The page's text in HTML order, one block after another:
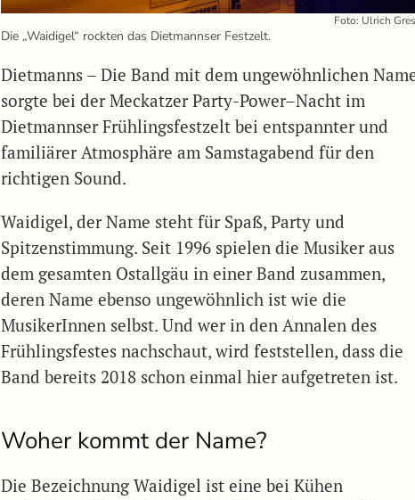
Foto: Ulrich
Die „Waidigel“ rockten das Dietmannser Festzelt.
Dietmanns – Die Band mit dem ungewöhnlichen
sorgte bei der Meckatzer Party-Power–Nacht im
Dietmannser Frühlingsfestzelt bei entspannter und
familiärer Atmosphäre am Samstagabend für den
richtigen Sound.
Waidigel, der Name steht für Spaß, Party und
Spitzenstimmung. Seit 1996 spielen die Musiker aus
dem gesamten Ostallgäu in einer Band zusammen,
deren Name ebenso ungewöhnlich ist wie die
MusikerInnen selbst. Und wer in den Annalen des
Frühlingsfestes nachschaut, wird feststellen, dass die
Band bereits 2018 schon einmal hier aufgetreten ist.
Woher kommt der Name?
Die Bezeichnung Waidigel ist eine bei Kühen